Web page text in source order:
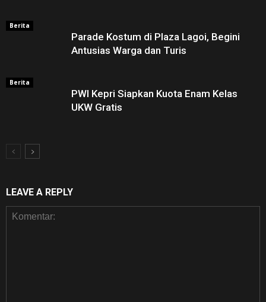
Berita
Parade Kostum di Plaza Lagoi, Begini
Antusias Warga dan Turis
Berita
PWI Kepri Siapkan Kuota Enam Kelas
UKW Gratis
LEAVE A REPLY